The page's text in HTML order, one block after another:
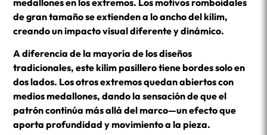
medallones en los extremos. Los motivos romboidales
de gran tamaño se extienden a lo ancho del kilim,
creando un impacto visual diferente y dinámico.
A diferencia de la mayoría de los diseños
tradicionales, este kilim pasillero tiene bordes solo en
dos lados. Los otros extremos quedan abiertos con
medios medallones, dando la sensación de que el
patrón continúa más allá del marco—un efecto que
aporta profundidad y movimiento a la pieza.